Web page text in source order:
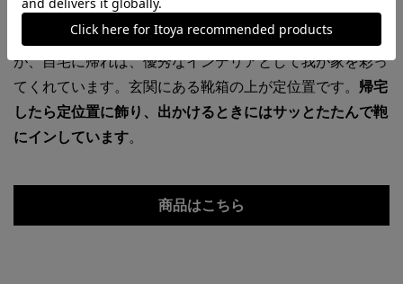
出先でばっちり活躍してくれるこのフォトフレームです
が、自宅に帰れば、優秀なインテリアとして我が家を彩っ
てくれています。玄関にある靴箱の上が定位置です。 帰宅
したら定位置に飾り、出かけるときにはサッとたたんで鞄
にインしています。
商品はこちら